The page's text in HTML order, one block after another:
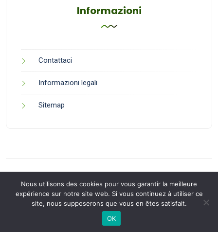
Informazioni
Contattaci
Informazioni legali
Sitemap
Back to Top
Nous utilisons des cookies pour vous garantir la meilleure
expérience sur notre site web. Si vous continuez à utiliser ce
site, nous supposerons que vous en êtes satisfait.
OK